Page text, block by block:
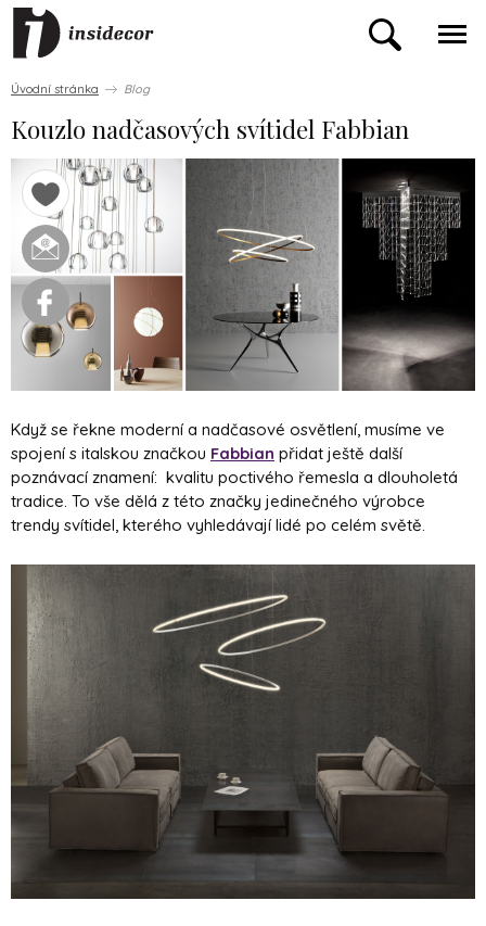
Úvodní stránka Blog
Kouzlo nadčasových svítidel Fabbian
Když se řekne moderní a nadčasové osvětlení, musíme ve
spojení s italskou značkou Fabbian přidat ještě další
poznávací znamení: kvalitu poctivého řemesla a dlouholetá
tradice. To vše dělá z této značky jedinečného výrobce
trendy svítidel, kterého vyhledávají lidé po celém světě.